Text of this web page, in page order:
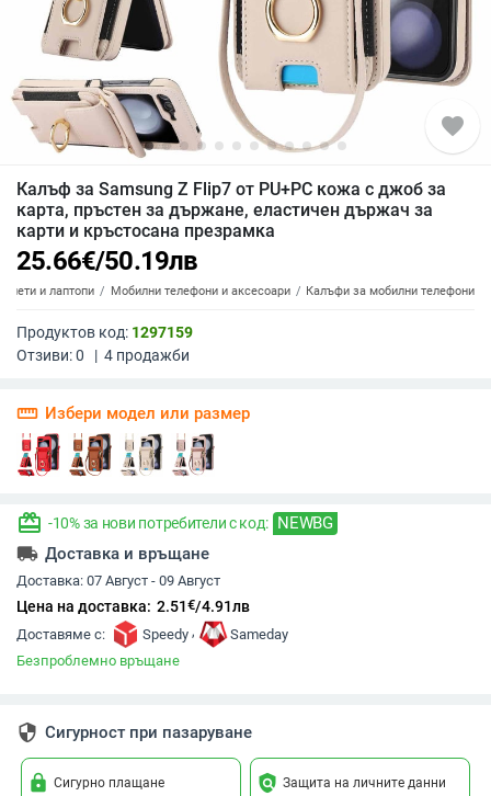
favorite
Калъф за Samsung Z Flip7 от PU+PC кожа с джоб за
карта, пръстен за държане, еластичен държач за
карти и кръстосана презрамка
25.66€/50.19лв
и лаптопи Мобилни телефони и аксесоари Калъфи за мобилни телефони
Продуктов код: 1297159
Отзиви:0 | 4 продажби
straighten Избери модел или размер
redeem -10% за нови потребители с код: NEWBG
local_shipping Доставка и връщане
Доставка: 07 Август - 09 Август
Цена на доставка: 2.51€/4.91лв
Доставяме с: Speedy ,
Sameday
Безпроблемно връщане
security Сигурност при пазаруване
lock Сигурно плащане policy Защита на личните данни